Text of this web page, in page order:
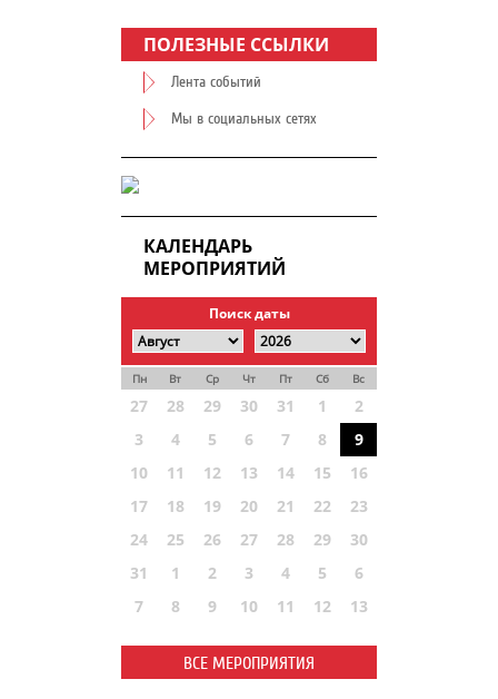
ПОЛЕЗНЫЕ ССЫЛКИ
Лента событий
Мы в социальных сетях
КАЛЕНДАРЬ
МЕРОПРИЯТИЙ
Поиск даты
Пн Вт Ср Чт Пт Сб Вс
27 28 29 30 31 1
2
3
4 5 6 7 8
9
10
11 12 13 14 15
16
17
18 19 20 21 22
23
24
25 26 27 28 29
30
31
1 2 3 4 5
6
7
8 9 10 11 12 13
ВСЕ МЕРОПРИЯТИЯ